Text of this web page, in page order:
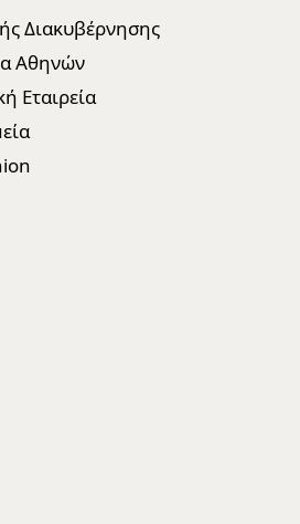
Διακυβέρνησης
Αθηνών
Εταιρεία